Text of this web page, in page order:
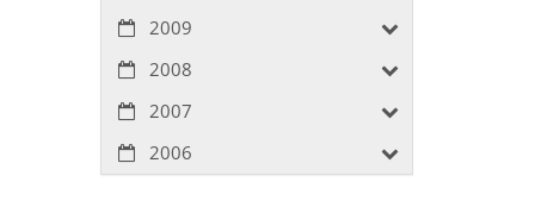
2009
2008
2007
2006